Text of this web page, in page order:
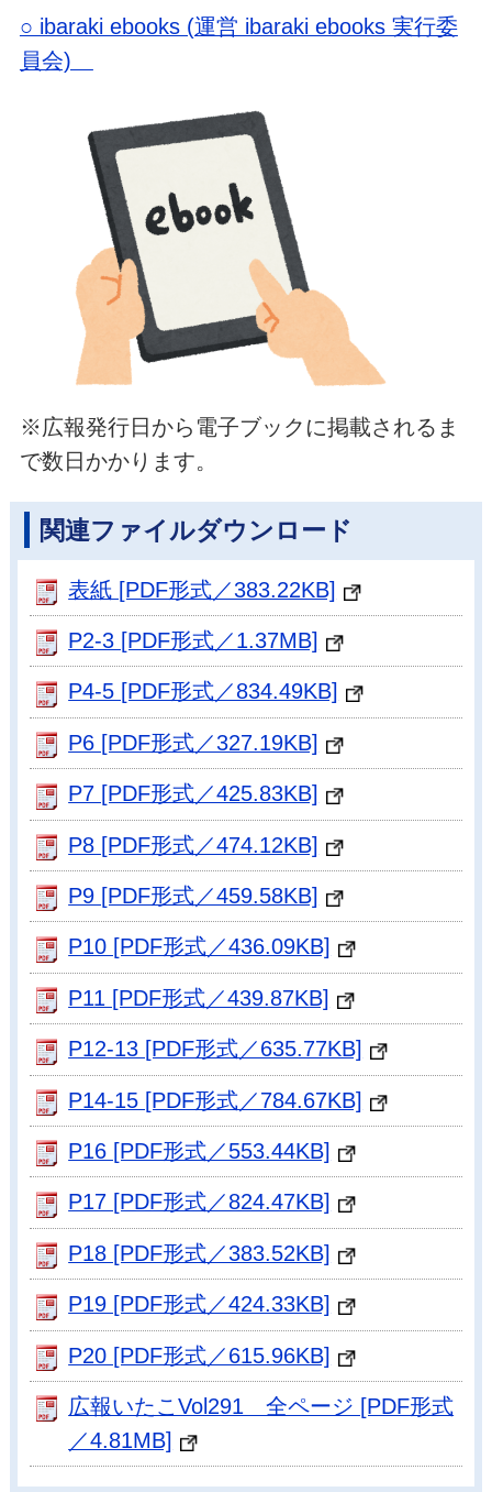
○ ibaraki ebooks (運営 ibaraki ebooks 実行委
員会)
※広報発行日から電子ブックに掲載されるま
で数日かかります。
関連ファイルダウンロード
表紙 [PDF形式／383.22KB]
P2-3 [PDF形式／1.37MB]
P4-5 [PDF形式／834.49KB]
P6 [PDF形式／327.19KB]
P7 [PDF形式／425.83KB]
P8 [PDF形式／474.12KB]
P9 [PDF形式／459.58KB]
P10 [PDF形式／436.09KB]
P11 [PDF形式／439.87KB]
P12-13 [PDF形式／635.77KB]
P14-15 [PDF形式／784.67KB]
P16 [PDF形式／553.44KB]
P17 [PDF形式／824.47KB]
P18 [PDF形式／383.52KB]
P19 [PDF形式／424.33KB]
P20 [PDF形式／615.96KB]
広報いたこVol291 全ページ [PDF形式
／4.81MB]